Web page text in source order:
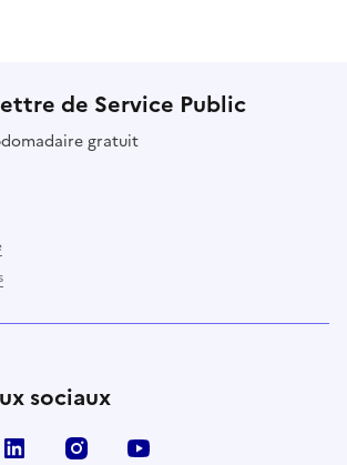
de Service Public
gratuit
sociaux
LinkedIn Instagram